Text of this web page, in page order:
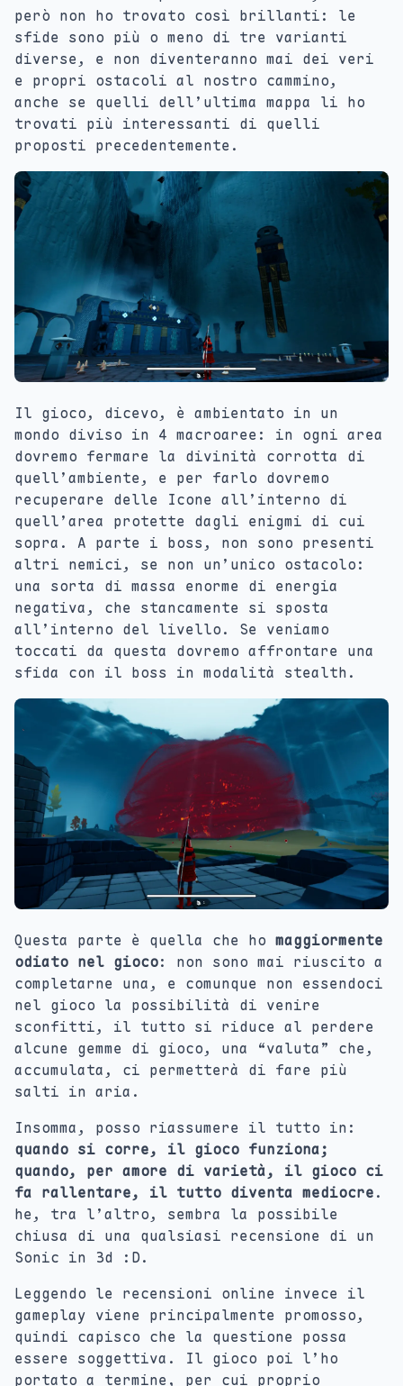
però non ho trovato così brillanti: le
sfide sono più o meno di tre varianti
diverse, e non diventeranno mai dei veri
e propri ostacoli al nostro cammino,
anche se quelli dell’ultima mappa li ho
trovati più interessanti di quelli
proposti precedentemente.
Il gioco, dicevo, è ambientato in un
mondo diviso in 4 macroaree: in ogni area
dovremo fermare la divinità corrotta di
quell’ambiente, e per farlo dovremo
recuperare delle Icone all’interno di
quell’area protette dagli enigmi di cui
sopra. A parte i boss, non sono presenti
altri nemici, se non un’unico ostacolo:
una sorta di massa enorme di energia
negativa, che stancamente si sposta
all’interno del livello. Se veniamo
toccati da questa dovremo affrontare una
sfida con il boss in modalità stealth.
Questa parte è quella che ho maggiormente
odiato nel gioco: non sono mai riuscito a
completarne una, e comunque non essendoci
nel gioco la possibilità di venire
sconfitti, il tutto si riduce al perdere
alcune gemme di gioco, una “valuta” che,
accumulata, ci permetterà di fare più
salti in aria.
Insomma, posso riassumere il tutto in:
quando si corre, il gioco funziona;
quando, per amore di varietà, il gioco ci
fa rallentare, il tutto diventa mediocre.
he, tra l’altro, sembra la possibile
chiusa di una qualsiasi recensione di un
Sonic in 3d :D.
Leggendo le recensioni online invece il
gameplay viene principalmente promosso,
quindi capisco che la questione possa
essere soggettiva. Il gioco poi l’ho
portato a termine, per cui proprio